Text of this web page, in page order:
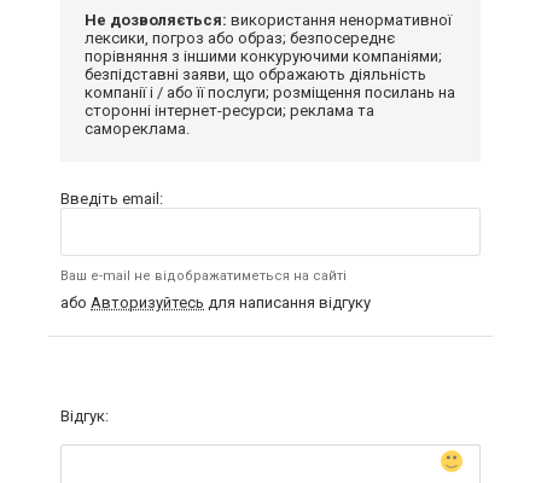
Не дозволяється: використання ненормативної
лексики, погроз або образ; безпосереднє
порівняння з іншими конкуруючими компаніями;
безпідставні заяви, що ображають діяльність
компанії і / або її послуги; розміщення посилань на
сторонні інтернет-ресурси; реклама та
самореклама.
Введіть email:
Ваш e-mail не відображатиметься на сайті
або Авторизуйтесь для написання відгуку
Відгук: